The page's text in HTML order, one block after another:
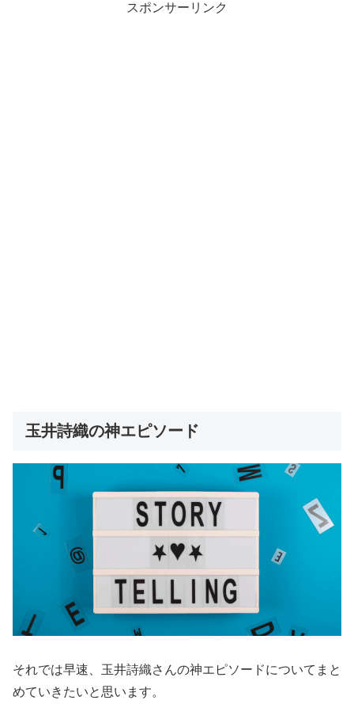
スポンサーリンク
玉井詩織の神エピソード
それでは早速、玉井詩織さんの神エピソードについてまと
めていきたいと思います。